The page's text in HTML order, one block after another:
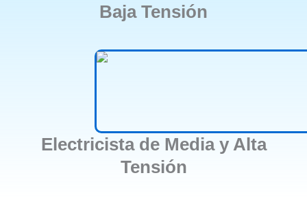
Baja Tensión
Electricista de Media y Alta
Tensión